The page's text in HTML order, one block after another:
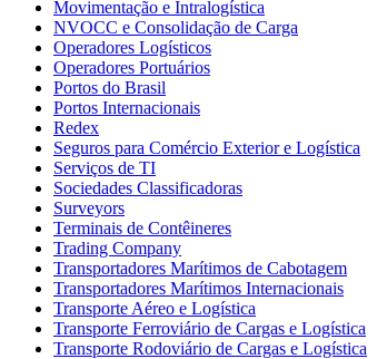
Movimentação e Intralogística
NVOCC e Consolidação de Carga
Operadores Logísticos
Operadores Portuários
Portos do Brasil
Portos Internacionais
Redex
Seguros para Comércio Exterior e Logística
Serviços de TI
Sociedades Classificadoras
Surveyors
Terminais de Contêineres
Trading Company
Transportadores Marítimos de Cabotagem
Transportadores Marítimos Internacionais
Transporte Aéreo e Logística
Transporte Ferroviário de Cargas e Logística
Transporte Rodoviário de Cargas e Logística